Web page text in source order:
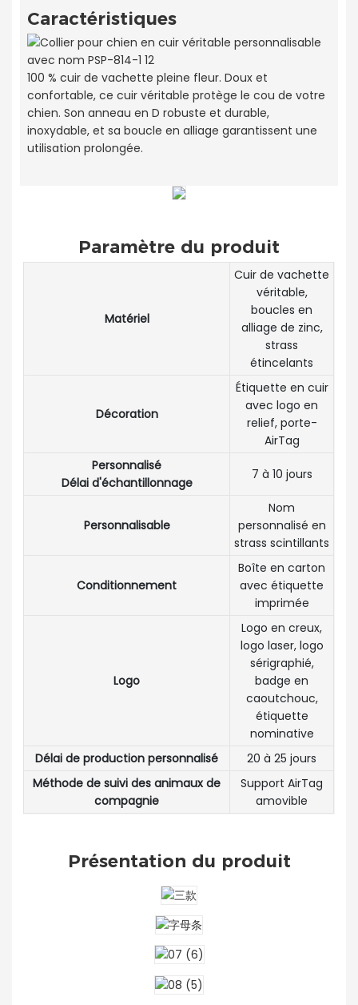
Caractéristiques
100 % cuir de vachette pleine fleur. Doux et
confortable, ce cuir véritable protège le cou de votre
chien. Son anneau en D robuste et durable,
inoxydable, et sa boucle en alliage garantissent une
utilisation prolongée.
Paramètre du produit
Matériel
Cuir de vachette
véritable,
boucles en
alliage de zinc,
strass
étincelants
Décoration
Étiquette en cuir
avec logo en
relief, porte-
AirTag
Personnalisé
Délai d'échantillonnage
7 à 10 jours
Personnalisable
Nom
personnalisé en
strass scintillants
Conditionnement
Boîte en carton
avec étiquette
imprimée
Logo
Logo en creux,
logo laser, logo
sérigraphié,
badge en
caoutchouc,
étiquette
nominative
Délai de production personnalisé
20 à 25 jours
Méthode de suivi des animaux de
compagnie
Support AirTag
amovible
Présentation du produit